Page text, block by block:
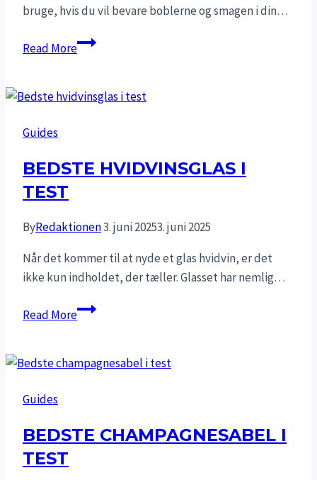
bruge, hvis du vil bevare boblerne og smagen i din…
Read MoreBedste
test
Guides
BEDSTE HVIDVINSGLAS I
TEST
ByRedaktionen3. juni 20253. juni 2025
Når det kommer til at nyde et glas hvidvin, er det
ikke kun indholdet, der tæller. Glasset har nemlig…
Read MoreBedste
test
Guides
BEDSTE CHAMPAGNESABEL I
TEST